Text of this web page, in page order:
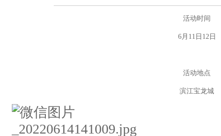
活动时间
6月11日12日
活动地点
滨江宝龙城